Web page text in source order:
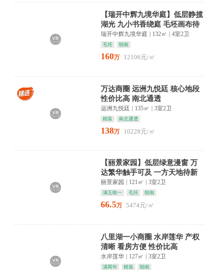
【瑞开中辉九境华庭】低层静揽
湖光 九小书香绕庭 毛坯画布待
君描摹
瑞开中辉九境华庭 132㎡ 4室2卫
毛坯 朝南
160万 12106元/㎡
万达商圈 远洲九悦廷 核心地段
性价比高 南北通透
远洲九悦廷 | 135㎡ | 3室2卫
精装 南北通透
138万 10228元/㎡
【丽景家园】低层绿意漫窗 万
达繁华触手可及 一方天地待新
妆
丽景家园 121㎡ 3室2卫
满五唯一 毛坯 朝南
66.5万 5474元/㎡
八里湖一小商圈 水岸莲华 产权
清晰 看房方便 性价比高
水岸莲华 | 127㎡ | 3室2卫
满两年 精装 朝南